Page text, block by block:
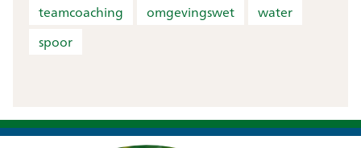
teamcoaching
omgevingswet
water
spoor